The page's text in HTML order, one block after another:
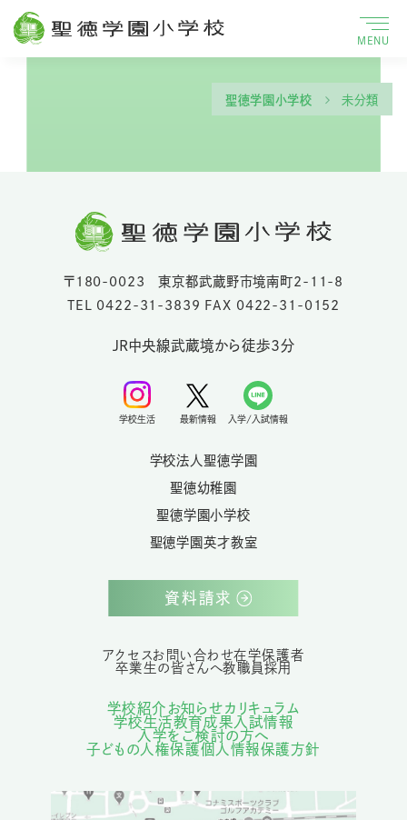
MENU
聖徳学園小学校 未分類
〒180-0023 東京都武蔵野市境南町2-11-8
TEL 0422-31-3839 FAX 0422-31-0152
JR中央線武蔵境から徒歩3分
学校生活 最新情報 入学/入試情報
学校法人聖徳学園
聖徳幼稚園
聖徳学園小学校
聖徳学園英才教室
アクセス お問い合わせ在学保護者
卒業生の皆さんへ教職員採用
学校紹介 お知らせカリキュラム
学校生活教育成果 入試情報
入学をご検討の方へ
子どもの人権保護個人情報保護方針
資料請求